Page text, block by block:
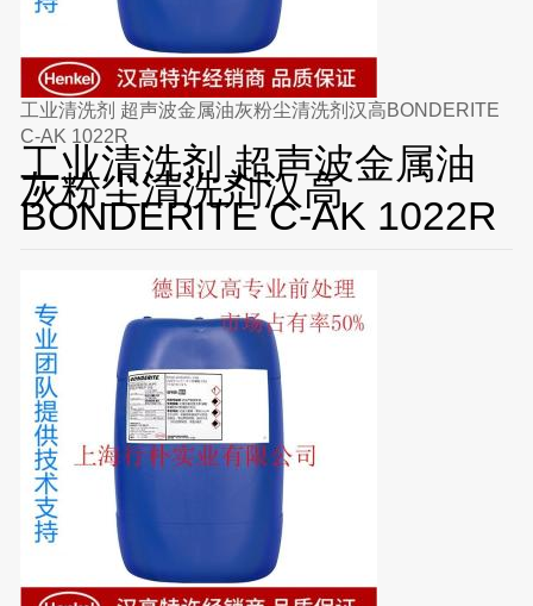
工业清洗剂 超声波金属油灰粉尘清洗剂汉高BONDERITE
C-AK 1022R
工业清洗剂 超声波金属油
灰粉尘清洗剂汉高
BONDERITE C-AK 1022R